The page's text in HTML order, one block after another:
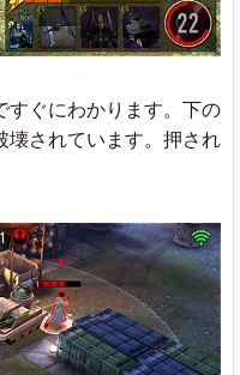
すぐにわかります。下の
壊されています。押され